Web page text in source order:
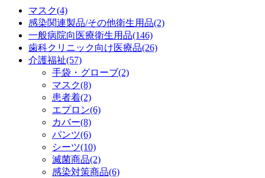
マスク(4)
感染関連製品/その他衛生用品(2)
一般病院向医療衛生用品(146)
歯科クリニック向け医療品(26)
介護福祉(57)
手袋・グローブ(2)
マスク(8)
患者着(2)
エプロン(6)
カバー(8)
パンツ(6)
シーツ(10)
滅菌商品(2)
感染対策商品(6)